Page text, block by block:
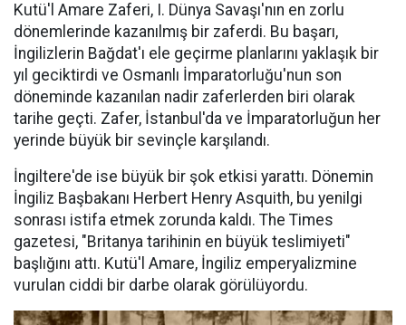
Kutü'l Amare Zaferi, I. Dünya Savaşı'nın en zorlu
dönemlerinde kazanılmış bir zaferdi. Bu başarı,
İngilizlerin Bağdat'ı ele geçirme planlarını yaklaşık bir
yıl geciktirdi ve Osmanlı İmparatorluğu'nun son
döneminde kazanılan nadir zaferlerden biri olarak
tarihe geçti. Zafer, İstanbul'da ve İmparatorluğun her
yerinde büyük bir sevinçle karşılandı.
İngiltere'de ise büyük bir şok etkisi yarattı. Dönemin
İngiliz Başbakanı Herbert Henry Asquith, bu yenilgi
sonrası istifa etmek zorunda kaldı. The Times
gazetesi, "Britanya tarihinin en büyük teslimiyeti"
başlığını attı. Kutü'l Amare, İngiliz emperyalizmine
vurulan ciddi bir darbe olarak görülüyordu.